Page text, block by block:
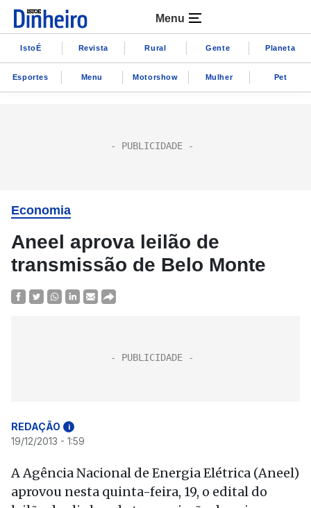
Menu
IstoÉ Revista Rural Gente Planeta
Esportes Menu Motorshow Mulher Pet
Economia
Aneel aprova leilão de
transmissão de Belo Monte
REDAÇÃO i
19/12/2013 - 1:59
A Agência Nacional de Energia Elétrica (Aneel)
aprovou nesta quinta-feira, 19, o edital do